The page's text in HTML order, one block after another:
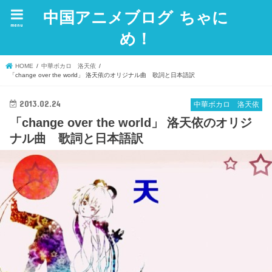
中国アニメブログ ちゃに
め！
menu
HOME
中華ボカロ 洛天依
「change over the world」 洛天依のオリジナル曲 歌詞と日本語訳
中華ボカロ 洛天依
2013.02.24
「change over the world」 洛天依のオリジ
ナル曲 歌詞と日本語訳